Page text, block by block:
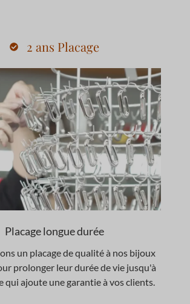
2 ans Placage
Placage longue durée
un placage de qualité à nos bijoux
prolonger leur durée de vie jusqu'à
qui ajoute une garantie à vos clients.